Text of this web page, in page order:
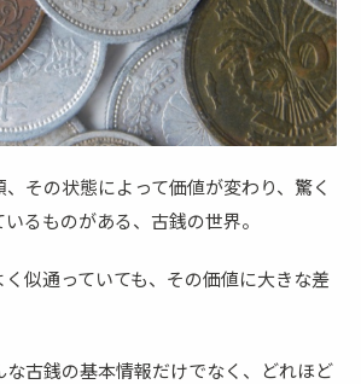
その状態によって価値が変わり、驚く
るものがある、古銭の世界。
似通っていても、その価値に大きな差
な古銭の基本情報だけでなく、どれほど